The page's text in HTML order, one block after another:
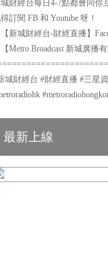
財經台每日4-7點都會同你
訂閱 FB 和 Youtube 呀！
新城財經台-財經直播】
Metro Broadcast 新城廣播有
城財經台 #財經直播 #三星
最新上線